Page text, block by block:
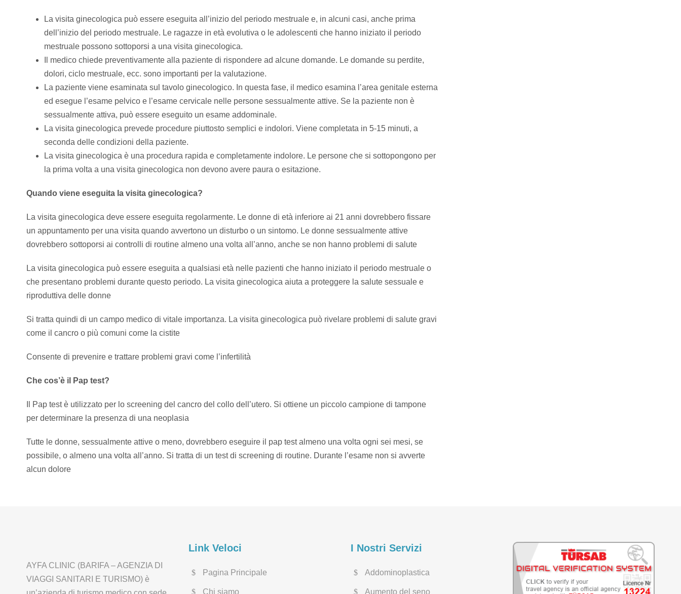
La visita ginecologica può essere eseguita all’inizio del periodo mestruale e, in alcuni casi, anche prima
dell’inizio del periodo mestruale. Le ragazze in età evolutiva o le adolescenti che hanno iniziato il periodo
mestruale possono sottoporsi a una visita ginecologica.
Il medico chiede preventivamente alla paziente di rispondere ad alcune domande. Le domande su perdite,
dolori, ciclo mestruale, ecc. sono importanti per la valutazione.
La paziente viene esaminata sul tavolo ginecologico. In questa fase, il medico esamina l’area genitale esterna
ed esegue l’esame pelvico e l’esame cervicale nelle persone sessualmente attive. Se la paziente non è
sessualmente attiva, può essere eseguito un esame addominale.
La visita ginecologica prevede procedure piuttosto semplici e indolori. Viene completata in 5-15 minuti, a
seconda delle condizioni della paziente.
La visita ginecologica è una procedura rapida e completamente indolore. Le persone che si sottopongono per
la prima volta a una visita ginecologica non devono avere paura o esitazione.
Quando viene eseguita la visita ginecologica?
La visita ginecologica deve essere eseguita regolarmente. Le donne di età inferiore ai 21 anni dovrebbero fissare
un appuntamento per una visita quando avvertono un disturbo o un sintomo. Le donne sessualmente attive
dovrebbero sottoporsi ai controlli di routine almeno una volta all’anno, anche se non hanno problemi di salute
La visita ginecologica può essere eseguita a qualsiasi età nelle pazienti che hanno iniziato il periodo mestruale o
che presentano problemi durante questo periodo. La visita ginecologica aiuta a proteggere la salute sessuale e
riproduttiva delle donne
Si tratta quindi di un campo medico di vitale importanza. La visita ginecologica può rivelare problemi di salute gravi
come il cancro o più comuni come la cistite
Consente di prevenire e trattare problemi gravi come l’infertilità
Che cos’è il Pap test?
Il Pap test è utilizzato per lo screening del cancro del collo dell’utero. Si ottiene un piccolo campione di tampone
per determinare la presenza di una neoplasia
Tutte le donne, sessualmente attive o meno, dovrebbero eseguire il pap test almeno una volta ogni sei mesi, se
possibile, o almeno una volta all’anno. Si tratta di un test di screening di routine. Durante l’esame non si avverte
alcun dolore
AYFA CLINIC (BARIFA – AGENZIA DI
VIAGGI SANITARI E TURISMO) è
Link Veloci
Pagina Principale
Chi siamo
I Nostri Servizi
Addominoplastica
Aumento del seno